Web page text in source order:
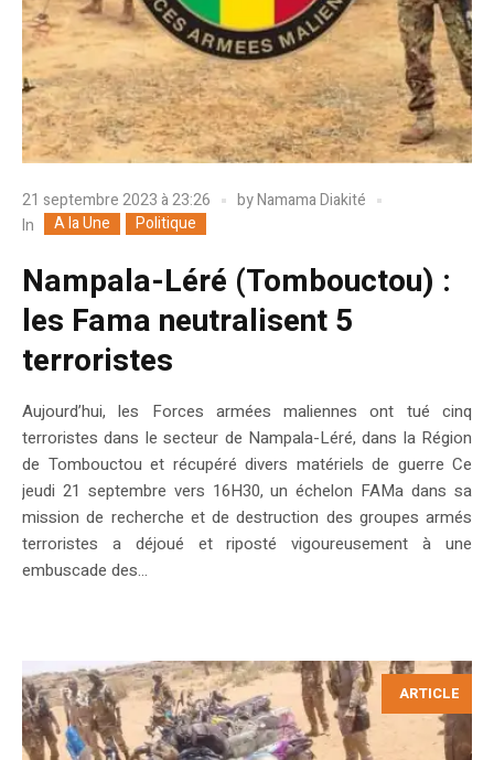
21 septembre 2023 à 23:26 byNamama Diakité
In
A la Une Politique
Nampala-Léré (Tombouctou) :
les Fama neutralisent 5
terroristes
Aujourd’hui, les Forces armées maliennes ont tué cinq
terroristes dans le secteur de Nampala-Léré, dans la Région
de Tombouctou et récupéré divers matériels de guerre Ce
jeudi 21 septembre vers 16H30, un échelon FAMa dans sa
mission de recherche et de destruction des groupes armés
terroristes a déjoué et riposté vigoureusement à une
embuscade des...
ARTICLE